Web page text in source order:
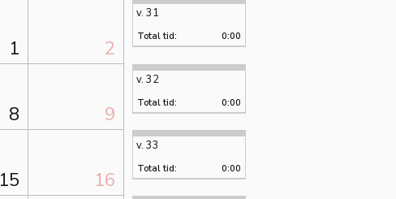
1 2
v. 31
Total tid: 0:00
8 9
v. 32
Total tid: 0:00
15 16
v. 33
Total tid: 0:00